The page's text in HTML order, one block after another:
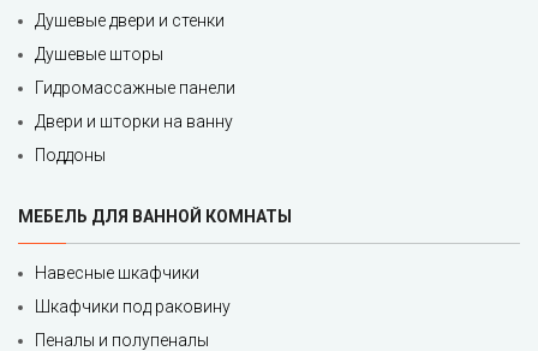
Душевые двери и стенки
Душевые шторы
Гидромассажные панели
Двери и шторки на ванну
Поддоны
МЕБЕЛЬ ДЛЯ ВАННОЙ КОМНАТЫ
Навесные шкафчики
Шкафчики под раковину
Пеналы и полупеналы